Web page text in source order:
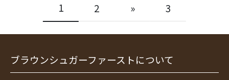
1
2 » 3
ブラウンシュガーファーストについて